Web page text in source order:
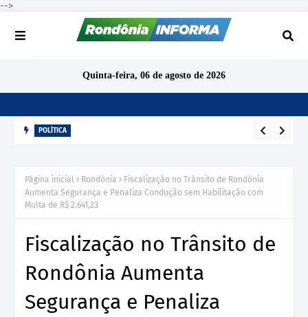
-->
Quinta-feira, 06 de agosto de 2026
POLÍTICA
Página inicial Rondônia
Fiscalização no Trânsito de Rondônia
Aumenta Segurança e Penaliza Condução sem Habilitação com
Multa de R$ 2.641,23
Fiscalização no Trânsito de
Rondônia Aumenta
Segurança e Penaliza